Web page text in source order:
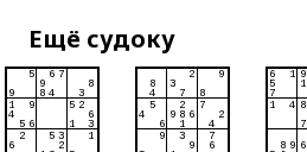
Ещё судоку